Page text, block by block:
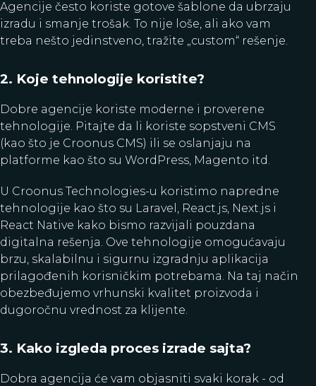
Agencije često koriste gotove šablone da ubrzaju
izradu i smanje trošak. To nije loše, ali ako vam
treba nešto jedinstveno, tražite „custom“ rešenje.
2. Koje tehnologije koristite?
Dobre agencije koriste moderne i proverene
tehnologije. Pitajte da li koriste sopstveni CMS
(kao što je Croonus CMS) ili se oslanjaju na
platforme kao što su WordPress, Magento itd.
U Croonus Technologies-u koristimo napredne
tehnologije kao što su Laravel, React.js, Next.js i
React Native kako bismo razvijali pouzdana
digitalna rešenja. Ove tehnologije omogućavaju
brzu, skalabilnu i sigurnu izgradnju aplikacija
prilagođenih korisničkim potrebama. Na taj način
obezbeđujemo vrhunski kvalitet proizvoda i
dugoročnu vrednost za klijente.
3. Kako izgleda proces izrade sajta?
Dobra agencija će vam objasniti svaki korak - od